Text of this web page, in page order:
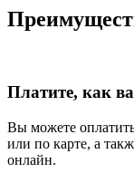
Платите, как
Вы можете
или по карте, а
онлайн.